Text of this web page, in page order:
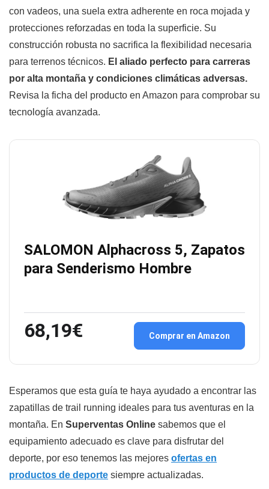
con vadeos, una suela extra adherente en roca mojada y
protecciones reforzadas en toda la superficie. Su
construcción robusta no sacrifica la flexibilidad necesaria
para terrenos técnicos. El aliado perfecto para carreras
por alta montaña y condiciones climáticas adversas.
Revisa la ficha del producto en Amazon para comprobar su
tecnología avanzada.
SALOMON Alphacross 5, Zapatos
para Senderismo Hombre
68,19€ Comprar en Amazon
Esperamos que esta guía te haya ayudado a encontrar las
zapatillas de trail running ideales para tus aventuras en la
montaña. En Superventas Online sabemos que el
equipamiento adecuado es clave para disfrutar del
deporte, por eso tenemos las mejores ofertas en
productos de deporte siempre actualizadas.